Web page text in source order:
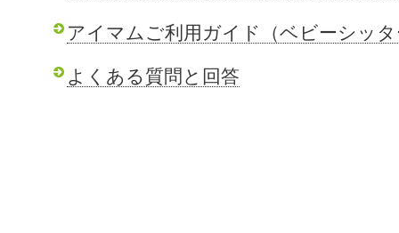
アイマムご利用ガイド（ベビーシッ
よくある質問と回答